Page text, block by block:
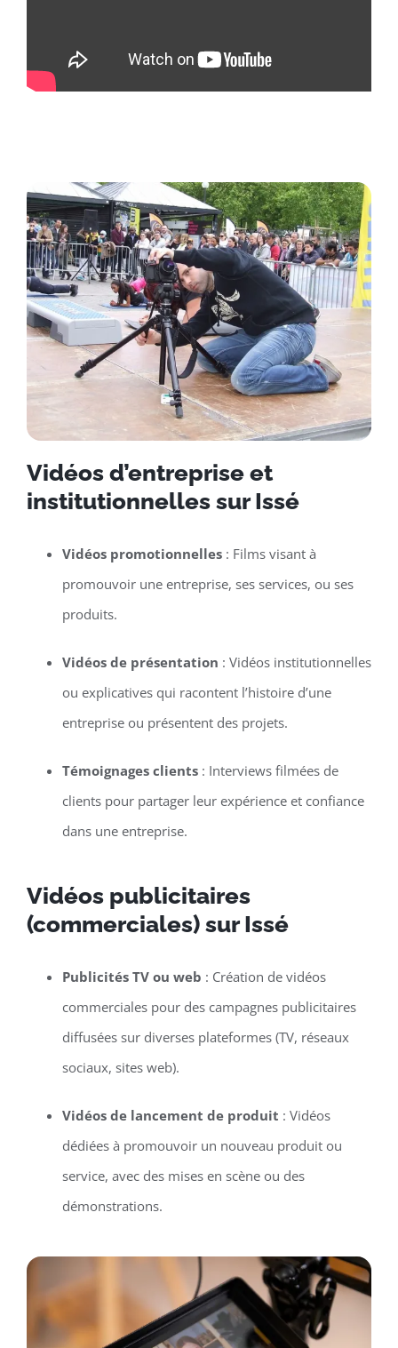
Vidéos d’entreprise et
institutionnelles sur Issé
Vidéos promotionnelles: Films visant à
promouvoir une entreprise, ses services, ou ses
produits.
Vidéos de présentation : Vidéos institutionnelles
ou explicatives qui racontent l’histoire d’une
entreprise ou présentent des projets.
Témoignages clients: Interviews filmées de
clients pour partager leur expérience et confiance
dans une entreprise.
Vidéos publicitaires
(commerciales) sur Issé
Publicités TV ou web : Création de vidéos
commerciales pour des campagnes publicitaires
diffusées sur diverses plateformes (TV, réseaux
sociaux, sites web).
Vidéos de lancement de produit : Vidéos
dédiées à promouvoir un nouveau produit ou
service, avec des mises en scène ou des
démonstrations.